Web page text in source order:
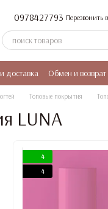
0978427793 Перезвонить
доставка Обмен и возврат
Топовые покрытия
LUNA
4
4